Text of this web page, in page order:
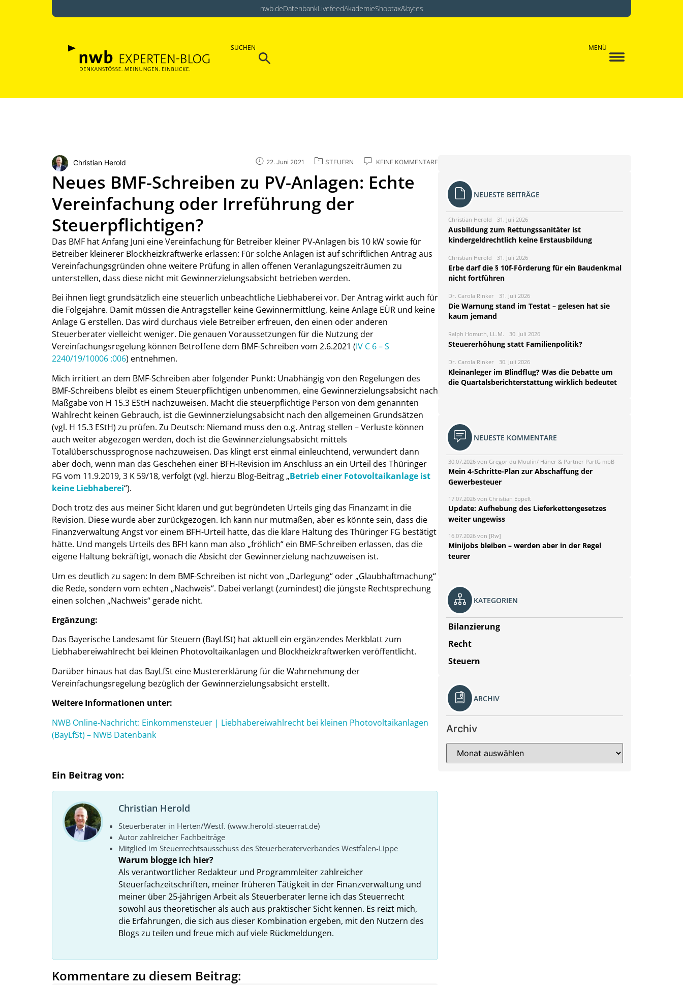
nwb.deDatenbankLivefeedAkademieShoptax&bytes
SUCHEN
Search
MENÜ
Christian Herold 22. Juni 2021 STEUERN KEINE KOMMENTARE
Neues BMF-Schreiben zu PV-Anlagen: Echte
Vereinfachung oder Irreführung der
Steuerpflichtigen?
Das BMF hat Anfang Juni eine Vereinfachung für Betreiber kleiner PV-Anlagen bis 10 kW sowie für
Betreiber kleinerer Blockheizkraftwerke erlassen: Für solche Anlagen ist auf schriftlichen Antrag aus
Vereinfachungsgründen ohne weitere Prüfung in allen offenen Veranlagungszeiträumen zu
unterstellen, dass diese nicht mit Gewinnerzielungsabsicht betrieben werden.
Bei ihnen liegt grundsätzlich eine steuerlich unbeachtliche Liebhaberei vor. Der Antrag wirkt auch für
die Folgejahre. Damit müssen die Antragsteller keine Gewinnermittlung, keine Anlage EÜR und keine
Anlage G erstellen. Das wird durchaus viele Betreiber erfreuen, den einen oder anderen
Steuerberater vielleicht weniger. Die genauen Voraussetzungen für die Nutzung der
Vereinfachungsregelung können Betroffene dem BMF-Schreiben vom 2.6.2021 (IV C 6 – S
2240/19/10006 :006) entnehmen.
Mich irritiert an dem BMF-Schreiben aber folgender Punkt: Unabhängig von den Regelungen des
BMF-Schreibens bleibt es einem Steuerpflichtigen unbenommen, eine Gewinnerzielungsabsicht nach
Maßgabe von H 15.3 EStH nachzuweisen. Macht die steuerpflichtige Person von dem genannten
Wahlrecht keinen Gebrauch, ist die Gewinnerzielungsabsicht nach den allgemeinen Grundsätzen
(vgl. H 15.3 EStH) zu prüfen. Zu Deutsch: Niemand muss den o.g. Antrag stellen – Verluste können
auch weiter abgezogen werden, doch ist die Gewinnerzielungsabsicht mittels
Totalüberschussprognose nachzuweisen. Das klingt erst einmal einleuchtend, verwundert dann
aber doch, wenn man das Geschehen einer BFH-Revision im Anschluss an ein Urteil des Thüringer
FG vom 11.9.2019, 3 K 59/18, verfolgt (vgl. hierzu Blog-Beitrag „Betrieb einer Fotovoltaikanlage ist
keine Liebhaberei“).
Doch trotz des aus meiner Sicht klaren und gut begründeten Urteils ging das Finanzamt in die
Revision. Diese wurde aber zurückgezogen. Ich kann nur mutmaßen, aber es könnte sein, dass die
Finanzverwaltung Angst vor einem BFH-Urteil hatte, das die klare Haltung des Thüringer FG bestätigt
hätte. Und mangels Urteils des BFH kann man also „fröhlich“ ein BMF-Schreiben erlassen, das die
eigene Haltung bekräftigt, wonach die Absicht der Gewinnerzielung nachzuweisen ist.
Um es deutlich zu sagen: In dem BMF-Schreiben ist nicht von „Darlegung“ oder „Glaubhaftmachung“
die Rede, sondern vom echten „Nachweis“. Dabei verlangt (zumindest) die jüngste Rechtsprechung
einen solchen „Nachweis“ gerade nicht.
Ergänzung:
Das Bayerische Landesamt für Steuern (BayLfSt) hat aktuell ein ergänzendes Merkblatt zum
Liebhabereiwahlrecht bei kleinen Photovoltaikanlagen und Blockheizkraftwerken veröffentlicht.
Darüber hinaus hat das BayLfSt eine Mustererklärung für die Wahrnehmung der
Vereinfachungsregelung bezüglich der Gewinnerzielungsabsicht erstellt.
Weitere Informationen unter:
NWB Online-Nachricht: Einkommensteuer | Liebhabereiwahlrecht bei kleinen Photovoltaikanlagen
(BayLfSt) – NWB Datenbank
Ein Beitrag von:
Christian Herold
Steuerberater in Herten/Westf. (www.herold-steuerrat.de)
Autor zahlreicher Fachbeiträge
Mitglied im Steuerrechtsausschuss des Steuerberaterverbandes Westfalen-Lippe
Warum blogge ich hier?
Als verantwortlicher Redakteur und Programmleiter zahlreicher
Steuerfachzeitschriften, meiner früheren Tätigkeit in der Finanzverwaltung und
meiner über 25-jährigen Arbeit als Steuerberater lerne ich das Steuerrecht
sowohl aus theoretischer als auch aus praktischer Sicht kennen. Es reizt mich,
die Erfahrungen, die sich aus dieser Kombination ergeben, mit den Nutzern des
Blogs zu teilen und freue mich auf viele Rückmeldungen.
Kommentare zu diesem Beitrag:
NEUESTE BEITRÄGE
Christian Herold 31. Juli 2026
Ausbildung zum Rettungssanitäter ist
kindergeldrechtlich keine Erstausbildung
Christian Herold 31. Juli 2026
Erbe darf die § 10f-Förderung für ein Baudenkmal
nicht fortführen
Dr. Carola Rinker 31. Juli 2026
Die Warnung stand im Testat – gelesen hat sie
kaum jemand
Ralph Homuth, LL.M. 30. Juli 2026
Steuererhöhung statt Familienpolitik?
Dr. Carola Rinker 30. Juli 2026
Kleinanleger im Blindflug? Was die Debatte um
die Quartalsberichterstattung wirklich bedeutet
NEUESTE KOMMENTARE
30.07.2026 von Gregor du Moulin/ Häner & Partner PartG mbB
Mein 4-Schritte-Plan zur Abschaffung der
Gewerbesteuer
17.07.2026 von Christian Eppelt
Update: Aufhebung des Lieferkettengesetzes
weiter ungewiss
16.07.2026 von [Rw]
Minijobs bleiben – werden aber in der Regel
teurer
KATEGORIEN
Bilanzierung
Recht
Steuern
ARCHIV
Archiv